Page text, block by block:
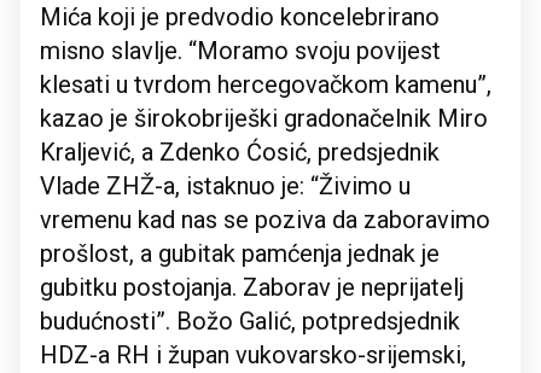
Mića koji je predvodio koncelebrirano
misno slavlje. “Moramo svoju povijest
klesati u tvrdom hercegovačkom kamenu”,
kazao je širokobriješki gradonačelnik Miro
Kraljević, a Zdenko Ćosić, predsjednik
Vlade ZHŽ-a, istaknuo je: “Živimo u
vremenu kad nas se poziva da zaboravimo
prošlost, a gubitak pamćenja jednak je
gubitku postojanja. Zaborav je neprijatelj
budućnosti”. Božo Galić, potpredsjednik
HDZ-a RH i župan vukovarsko-srijemski,